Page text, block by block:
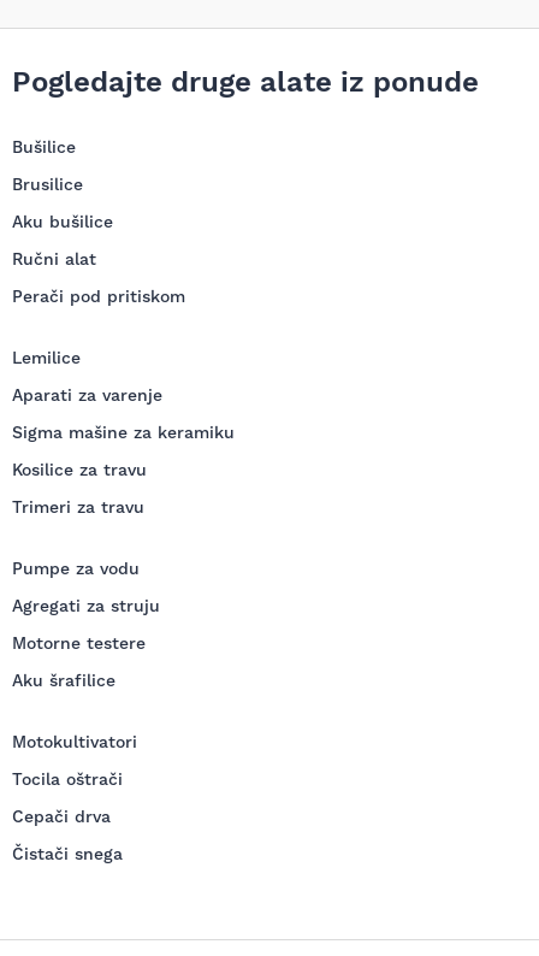
Pogledajte druge alate iz ponude
Bušilice
Brusilice
Aku bušilice
Ručni alat
Perači pod pritiskom
Lemilice
Aparati za varenje
Sigma mašine za keramiku
Kosilice za travu
Trimeri za travu
Pumpe za vodu
Agregati za struju
Motorne testere
Aku šrafilice
Motokultivatori
Tocila oštrači
Cepači drva
Čistači snega